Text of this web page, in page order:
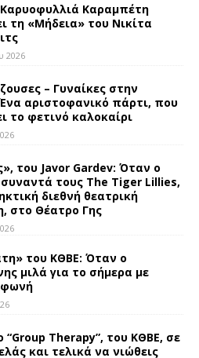
Καρυοφυλλιά Καραμπέτη
τη «Μήδεια» του Νικίτα
2026
– Γυναίκες στην
αριστοφανικό πάρτι, που
το φετινό καλοκαίρι
του Javor Gardev: Όταν ο
συναντά τους The Tiger Lillies,
διεθνή θεατρική
στο Θέατρο Γης
του ΚΘΒΕ: Όταν ο
μιλά για το σήμερα με
φωνή
“Group Therapy”, του ΚΘΒΕ, σε
και τελικά να νιώθεις